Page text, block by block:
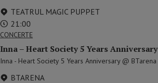
TEATRUL MAGIC PUPPET
21:00
CONCERTE
Inna – Heart Society 5 Years
Inna - Heart Society 5 Years Anniversary @ BTarena
BTARENA